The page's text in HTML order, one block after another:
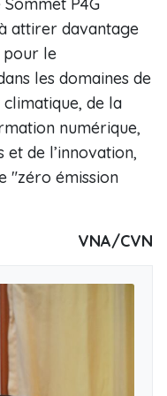
attirer davantage
pour le
les domaines de
de la
numérique,
et de l’innovation,
"zéro émission
VNA/CVN